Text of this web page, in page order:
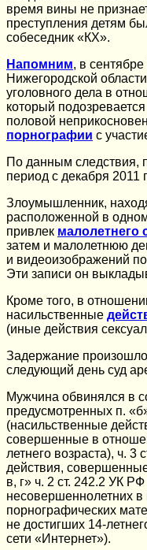
время вины не
преступления детям
собеседник «КХ».
Напомним, в
Нижегородской
уголовного дела в
который
половой
порнографии с
По данным следствия,
период с декабря 2011
Злоумышленник,
расположенной в
привлек малолетнего
затем и малолетнюю
и видеоизображений
Эти записи он
Кроме того, в
насильственные
(иные действия
Задержание
следующий день суд
Мужчина обвинялся в
предусмотренных п.
(насильственные
совершенные в
летнего возраста), ч.
действия,
в, г» ч. 2 ст. 242.2 УК
несовершеннолетних в
порнографических
не достигших 14-
сети «Интернет»).